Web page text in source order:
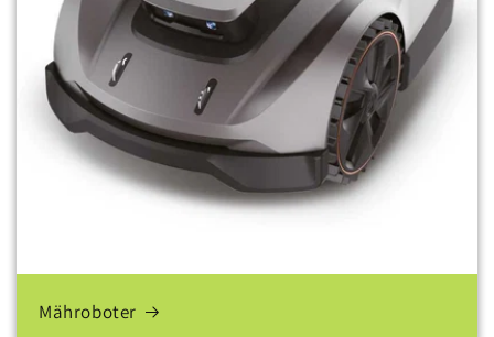
Mähroboter